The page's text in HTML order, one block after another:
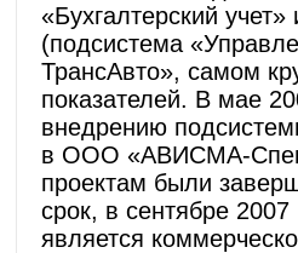
«Бухгалтерский
(подсистема
ТрансАвто», самом
показателей. В мае
внедрению
в ООО «АВИСМА-
проектам были
срок, в сентябре
является